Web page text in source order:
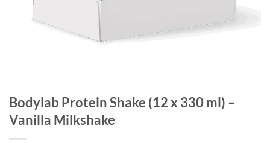
Bodylab Protein Shake (12 x 330 ml) –
Vanilla Milkshake